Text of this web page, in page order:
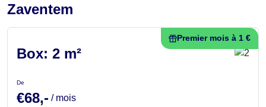
Zaventem
Premier mois à 1 €
Box: 2 m²
De
€68,- / mois